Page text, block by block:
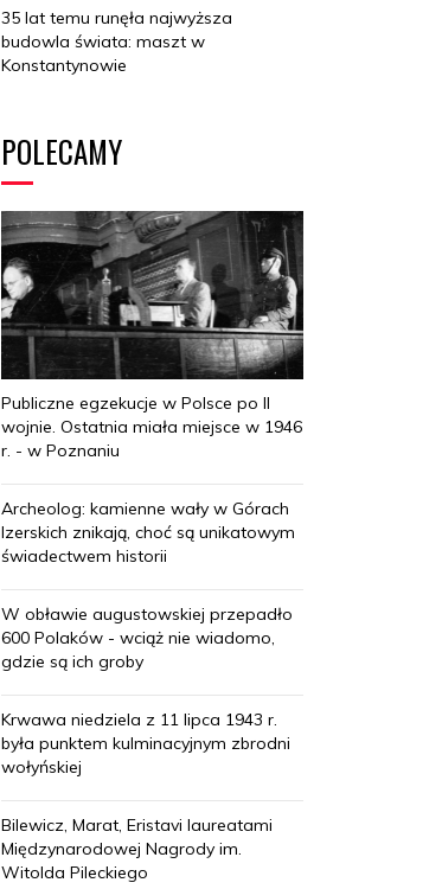
35 lat temu runęła najwyższa
budowla świata: maszt w
Konstantynowie
POLECAMY
Publiczne egzekucje w Polsce po II
wojnie. Ostatnia miała miejsce w 1946
r. - w Poznaniu
Archeolog: kamienne wały w Górach
Izerskich znikają, choć są unikatowym
świadectwem historii
W obławie augustowskiej przepadło
600 Polaków - wciąż nie wiadomo,
gdzie są ich groby
Krwawa niedziela z 11 lipca 1943 r.
była punktem kulminacyjnym zbrodni
wołyńskiej
Bilewicz, Marat, Eristavi laureatami
Międzynarodowej Nagrody im.
Witolda Pileckiego